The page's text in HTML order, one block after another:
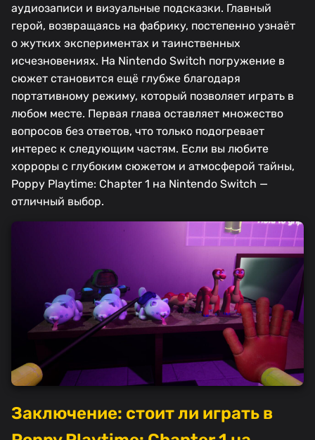
аудиозаписи и визуальные подсказки. Главный
герой, возвращаясь на фабрику, постепенно узнаёт
о жутких экспериментах и таинственных
исчезновениях. На Nintendo Switch погружение в
сюжет становится ещё глубже благодаря
портативному режиму, который позволяет играть в
любом месте. Первая глава оставляет множество
вопросов без ответов, что только подогревает
интерес к следующим частям. Если вы любите
хорроры с глубоким сюжетом и атмосферой тайны,
Poppy Playtime: Chapter 1 на Nintendo Switch —
отличный выбор.
Заключение: стоит ли играть в